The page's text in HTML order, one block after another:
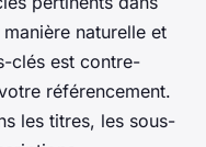
naturelle et
clés est contre-
référencement.
les titres, les sous-